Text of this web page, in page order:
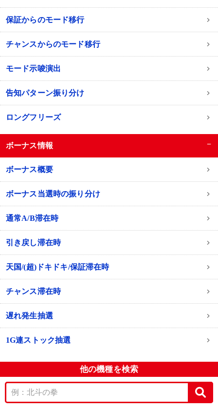
保証からのモード移行
チャンスからのモード移行
モード示唆演出
告知パターン振り分け
ロングフリーズ
ボーナス情報 −
ボーナス概要
ボーナス当選時の振り分け
通常A/B滞在時
引き戻し滞在時
天国/(超)ドキドキ/保証滞在時
チャンス滞在時
遅れ発生抽選
1G連ストック抽選
他の機種を検索